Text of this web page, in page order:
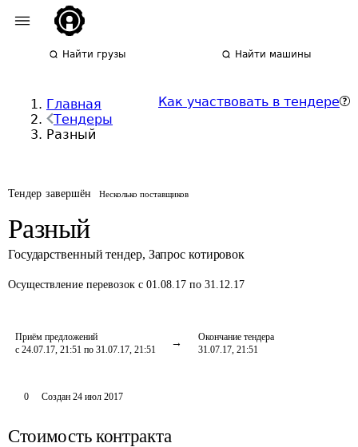
Найти грузы Найти машины
Главная
Тендеры
Разный
Как участвовать в тендере
Тендер завершён Несколько поставщиков
Разный
Государственный тендер, Запрос котировок
Осуществление перевозок с 01.08.17 по 31.12.17
Приём предложений
с 24.07.17, 21:51 по 31.07.17, 21:51
Окончание тендера
31.07.17, 21:51
0 Создан 24 июл 2017
Стоимость контракта